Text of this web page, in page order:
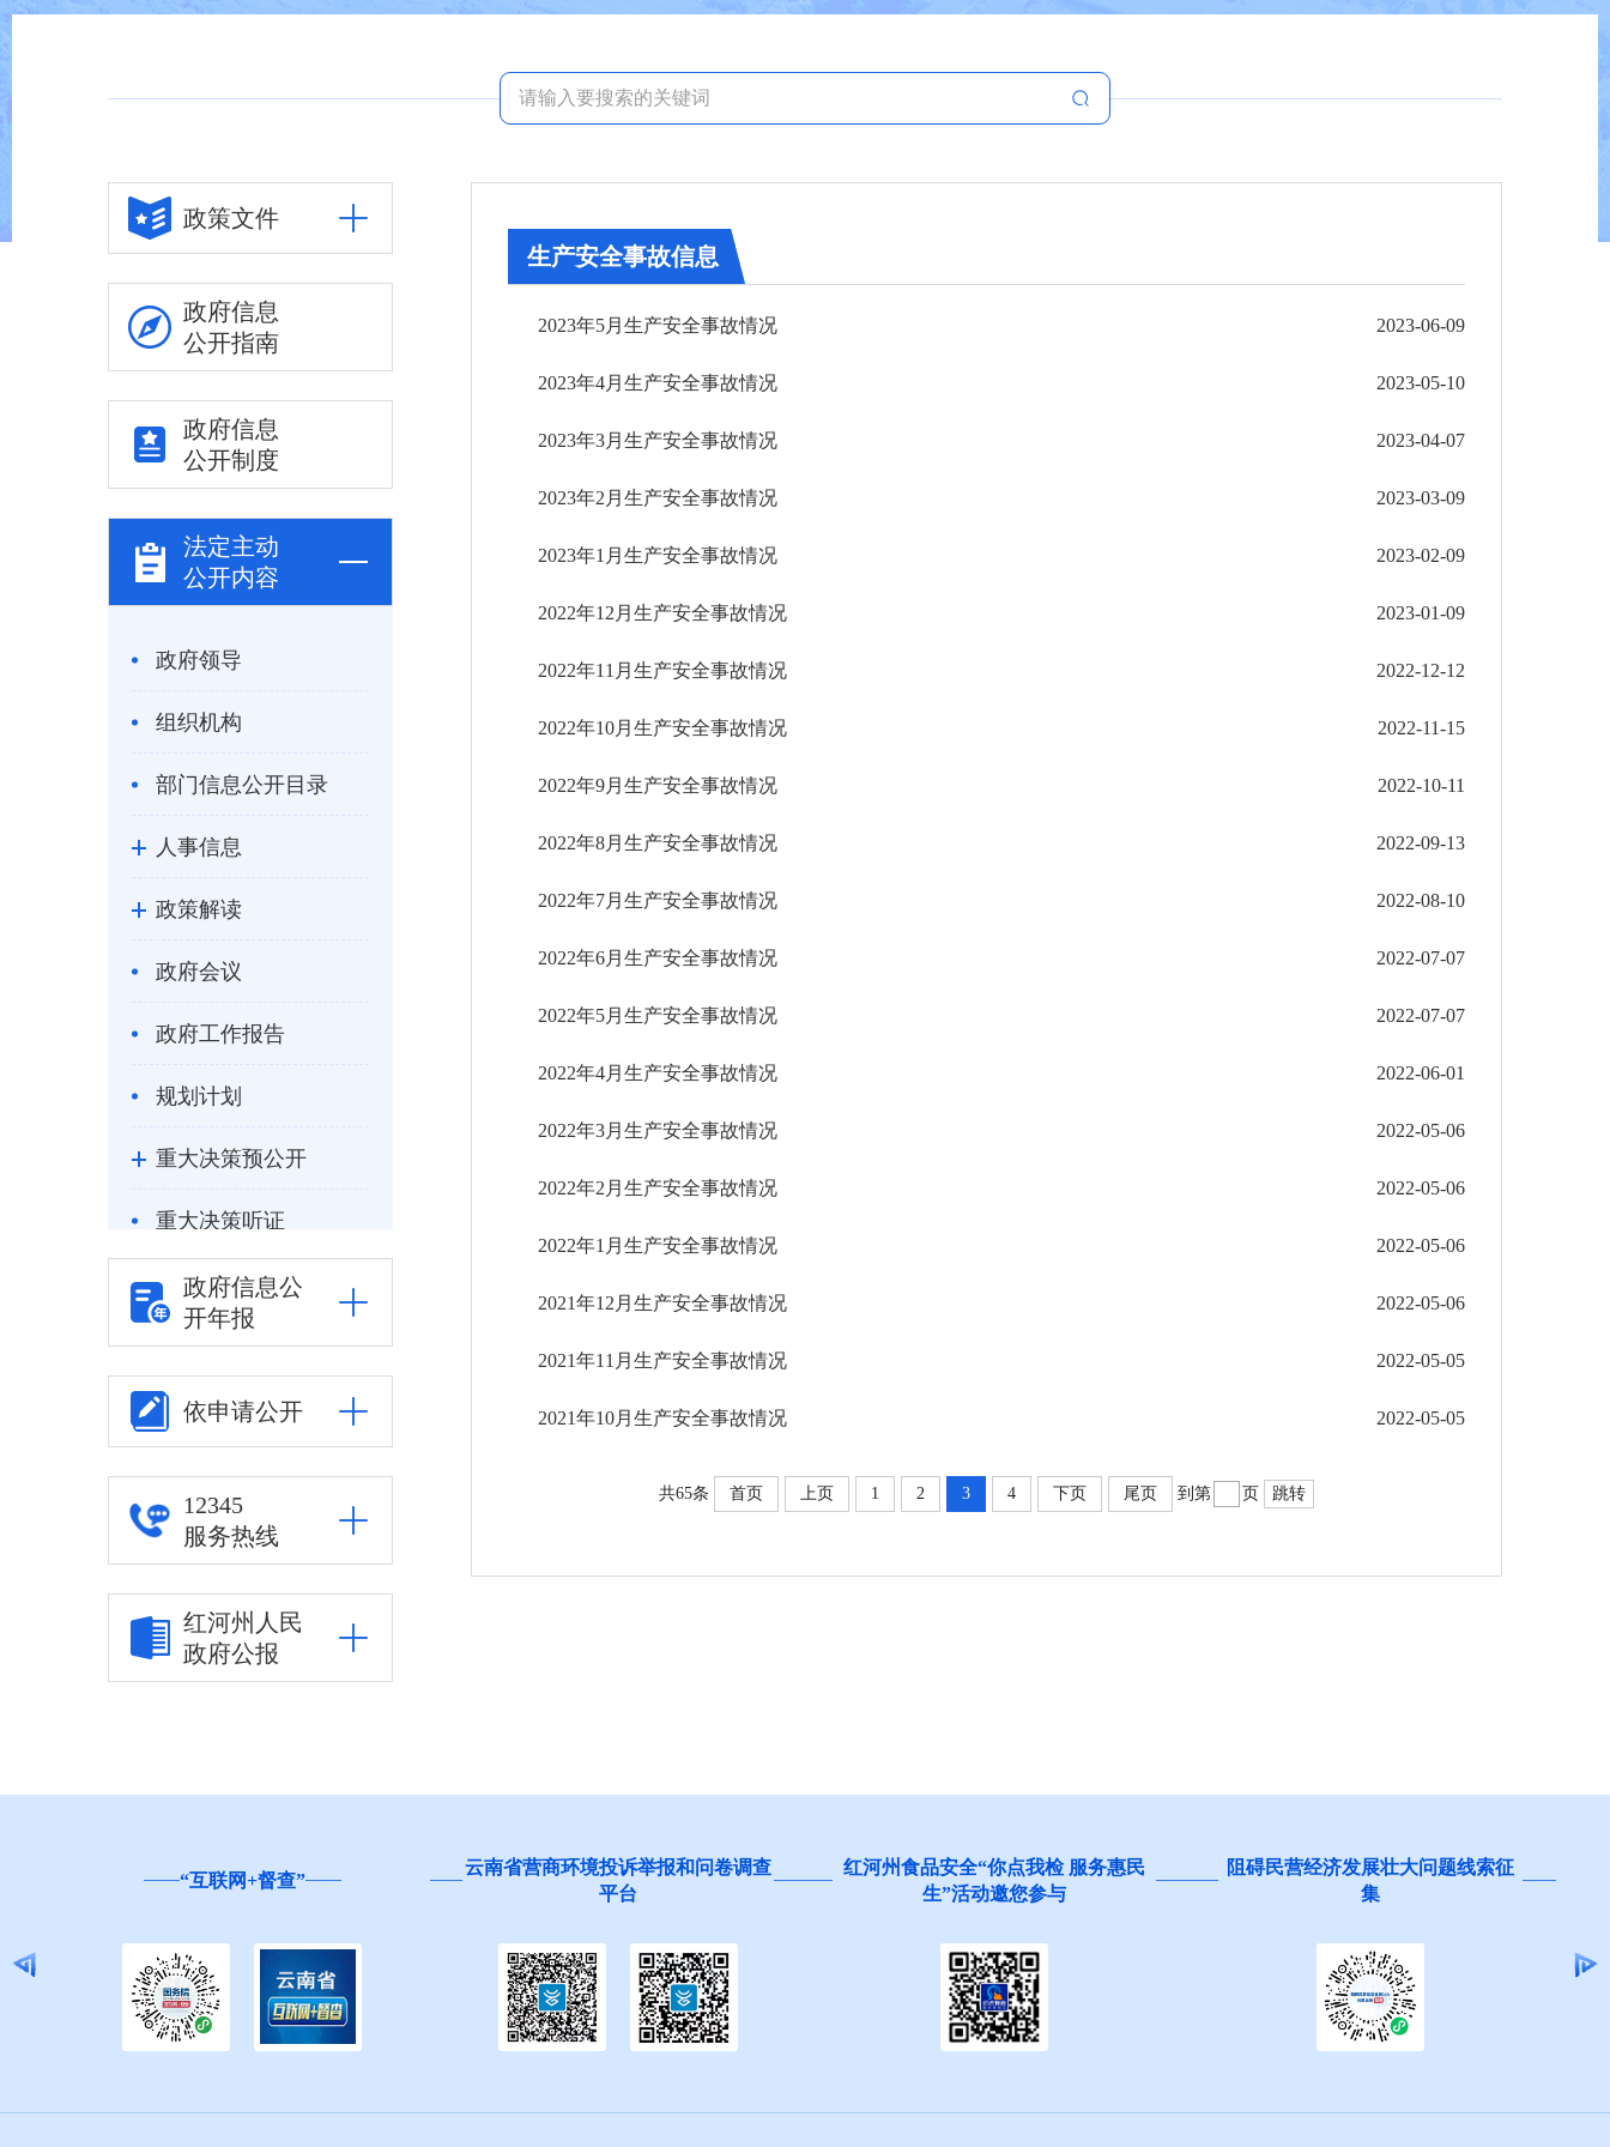
政策文件
政府信息
公开指南
政府信息
公开制度
法定主动
公开内容
政府领导
组织机构
部门信息公开目录
人事信息
政策解读
政府会议
政府工作报告
规划计划
重大决策预公开
重大决策听证
统计信息
自然资源
公安司法
重点领域信息公开
审批改革
住房保障信息公开
市场监管信息公开
安全生产政策法规
信息
生产安全事故信息
安全生产监管措施
政府信息公
开年报
依申请公开
12345
服务热线
红河州人民
政府公报
生产安全事故信息
2023年5月生产安全事故情况 2023-06-09
2023年4月生产安全事故情况 2023-05-10
2023年3月生产安全事故情况 2023-04-07
2023年2月生产安全事故情况 2023-03-09
2023年1月生产安全事故情况 2023-02-09
2022年12月生产安全事故情况 2023-01-09
2022年11月生产安全事故情况 2022-12-12
2022年10月生产安全事故情况 2022-11-15
2022年9月生产安全事故情况 2022-10-11
2022年8月生产安全事故情况 2022-09-13
2022年7月生产安全事故情况 2022-08-10
2022年6月生产安全事故情况 2022-07-07
2022年5月生产安全事故情况 2022-07-07
2022年4月生产安全事故情况 2022-06-01
2022年3月生产安全事故情况 2022-05-06
2022年2月生产安全事故情况 2022-05-06
2022年1月生产安全事故情况 2022-05-06
2021年12月生产安全事故情况 2022-05-06
2021年11月生产安全事故情况 2022-05-05
2021年10月生产安全事故情况 2022-05-05
共65条 首页 上页 1 2 3 4 下页 尾页 到第 页 跳转
“互联网+督查”
云南省营商环境投诉举报和问卷调查
平台
红河州食品安全“你点我检 服务惠民
生”活动邀您参与
阻碍民营经济发展壮大问题线索征
集